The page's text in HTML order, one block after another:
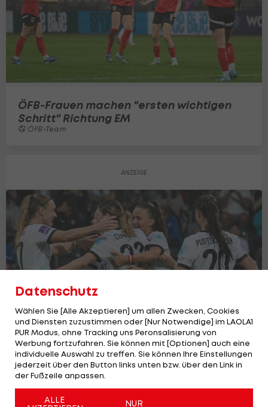
ÖFB-Frauen machen "ersten wichtigen
Schritt" Richtung EM
ÖFB-Team
Stark! ÖFB-Frauen fixieren binnen
sieben Minuten klaren Sieg
ÖFB-Team
Datenschutz
Wählen Sie [Alle Akzeptieren] um allen Zwecken, Cookies
und Diensten zuzustimmen oder [Nur Notwendige] im LAOLA1
PUR Modus, ohne Tracking uns Peronsalisierung von
Werbung fortzufahren. Sie können mit [Optionen] auch eine
individuelle Auswahl zu treffen. Sie können Ihre Einstellungen
jederzeit über den Button links unten bzw. über den Link in
der Fußzeile anpassen.
ALLE
NUR